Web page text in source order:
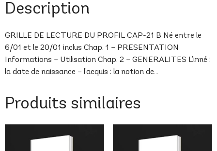
Description
GRILLE DE LECTURE DU PROFIL CAP-21 B Né entre le
6/01 et le 20/01 inclus Chap. 1 – PRESENTATION
Informations – Utilisation Chap. 2 – GENERALITES L’inné :
la date de naissance – l’acquis : la notion de…
Produits similaires